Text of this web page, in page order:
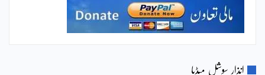
انذار سوشل میڈیا